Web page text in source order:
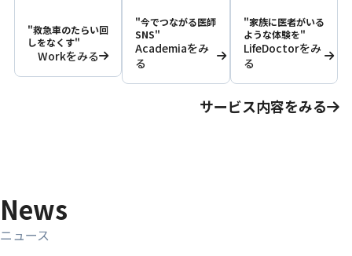
"救急車のたらい回
しをなくす"
Workをみる
"今でつながる医師
SNS"
Academiaをみ
る
"家族に医者がいる
ような体験を"
LifeDoctorをみ
る
サービス内容をみる
News
ニュース